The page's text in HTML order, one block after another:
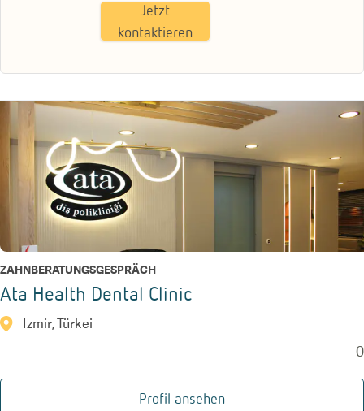
Jetzt
kontaktieren
ZAHNBERATUNGSGESPRÄCH
Ata Health Dental Clinic
Izmir, Türkei
0
Profil ansehen